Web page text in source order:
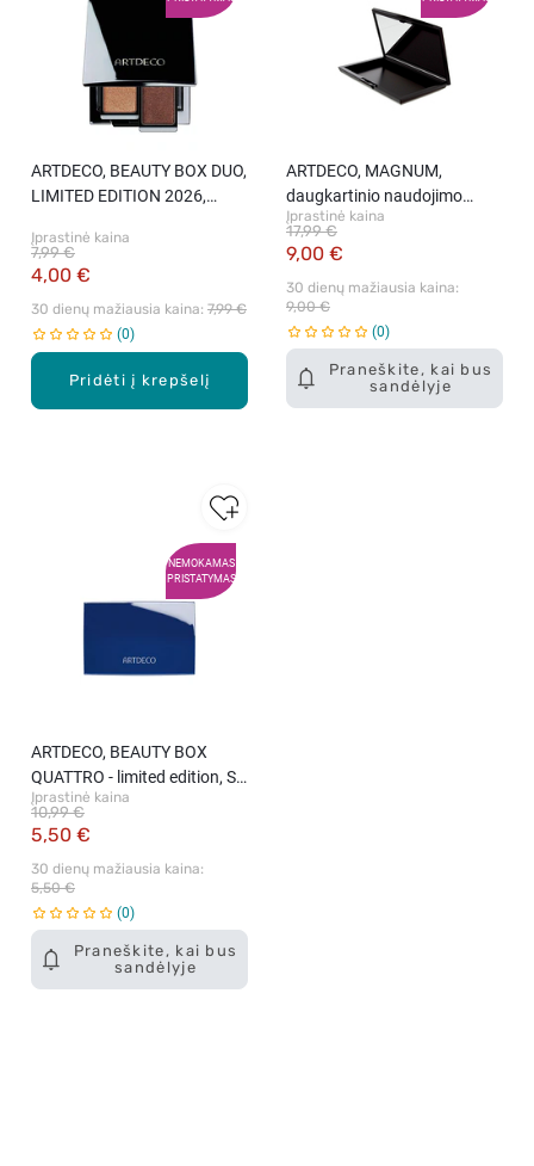
Pridėti į krepšelį
ARTDECO, BEAUTY BOX DUO,
LIMITED EDITION 2026,
Įprastinė kaina
4,00 €
7,99 €
30 dienų mažiausia kaina: 7,99 €
0
Praneškite, kai bus
sandėlyje
ARTDECO, MAGNUM,
daugkartinio naudojimo
dėžutė, 1 vnt.
Įprastinė kaina
9,00 €
17,99 €
30 dienų mažiausia kaina:
9,00 €
0
NEMOKAMAS
PRISTATYMAS
Praneškite, kai bus
sandėlyje
ARTDECO, BEAUTY BOX
QUATTRO - limited edition, SS
2025, dėžutė, 1 vnt.
Įprastinė kaina
5,50 €
10,99 €
30 dienų mažiausia kaina:
5,50 €
0